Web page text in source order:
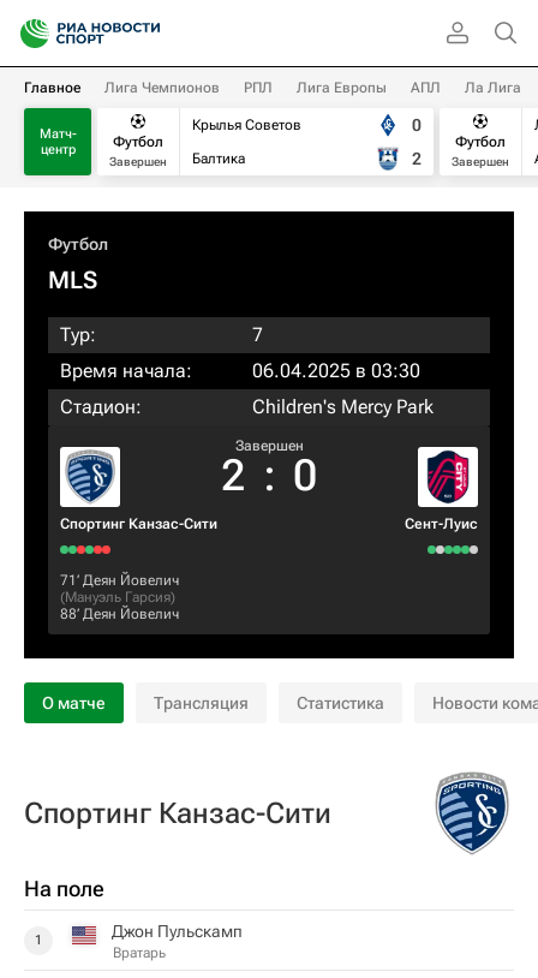
Главное Лига Чемпионов РПЛ Лига Европы АПЛ Ла Лига
Матч-
центр
Футбол
Завершен
Крылья Советов
Балтика
0
2
Футбол
Завершен
Футбол
MLS
Тур:
7
Время начала:
06.04.2025 в 03:30
Стадион:
Children's Mercy Park
Спортинг Канзас-Сити
Завершен
2 : 0
Сент-Луис
71‎’‎ Деян Йовелич
(Мануэль Гарсия)
88‎’‎ Деян Йовелич
О матче Трансляция Статистика Новости
Спортинг Канзас-Сити
На поле
1 Джон Пульскамп
Вратарь